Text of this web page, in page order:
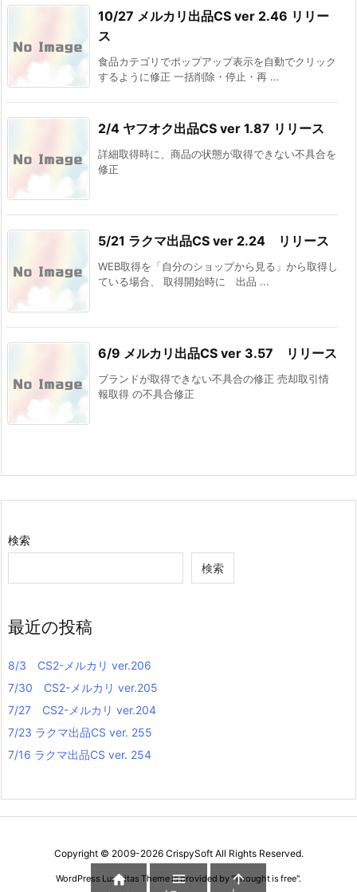
10/27 メルカリ出品CS ver 2.46 リリー
ス
食品カテゴリでポップアップ表示を自動でクリック
するように修正 一括削除・停止・再 ...
2/4 ヤフオク出品CS ver 1.87 リリース
詳細取得時に、商品の状態が取得できない不具合を
修正
5/21 ラクマ出品CS ver 2.24 リリース
WEB取得を「自分のショップから見る」から取得し
ている場合、 取得開始時に 出品 ...
6/9 メルカリ出品CS ver 3.57 リリース
ブランドが取得できない不具合の修正 売却取引情
報取得 の不具合修正
検索
検索
最近の投稿
8/3 CS2-メルカリ ver.206
7/30 CS2-メルカリ ver.205
7/27 CS2-メルカリ ver.204
7/23 ラクマ出品CS ver. 255
7/16 ラクマ出品CS ver. 254
Copyright © 2009-2026 CrispySoftAll Rights Reserved.
WordPress Luxeritas Theme is provided by "Thought is free".
  